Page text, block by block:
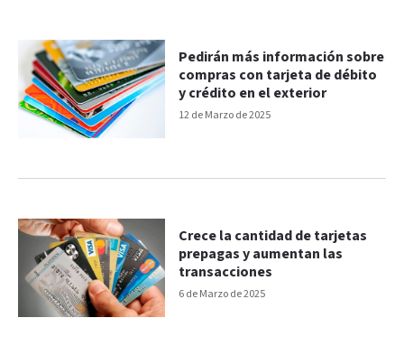
12 de Marzo de 2025
Pedirán más información sobre
compras con tarjeta de débito
y crédito en el exterior
6 de Marzo de 2025
Crece la cantidad de tarjetas
prepagas y aumentan las
transacciones